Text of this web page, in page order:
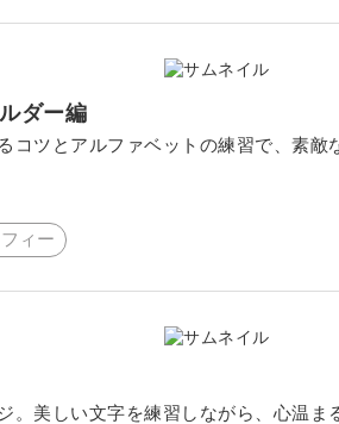
ダー編
コツとアルファベットの練習で、素敵
ィー
。美しい文字を練習しながら、心温ま